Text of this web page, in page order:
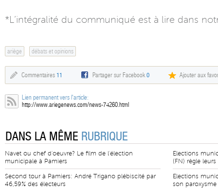
*L’intégralité du communiqué est à lire dans
ariège débats et opinions
Commentaires 11 Partager sur Facebook0 Ajouter aux
Lien permanent vers l'article:
http://www.ariegenews.com/news-74260.html
DANS LA MÊME RUBRIQUE
Navet ou chef d'oeuvre? Le film de l'élection
municipale à Pamiers
Second tour à Pamiers: André Trigano plébiscité par
46,59% des électeurs
Elections
(FN) règle
Elections
son